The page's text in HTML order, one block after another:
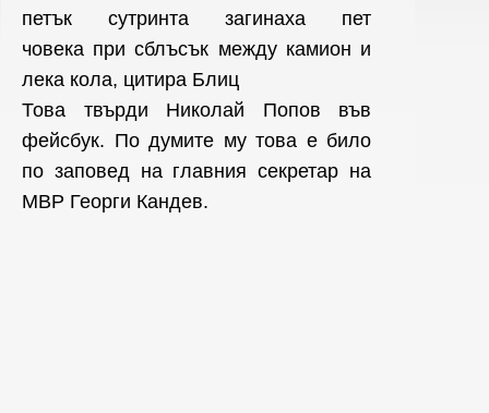
петък сутринта загинаха пет
човека при сблъсък между камион и
лека кола, цитира Блиц
Това твърди Николай Попов във
фейсбук. По думите му това е било
по заповед на главния секретар на
МВР Георги Кандев.